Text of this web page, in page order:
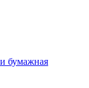
бумажная